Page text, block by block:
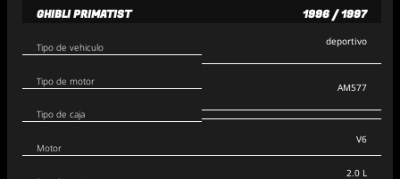
GHIBLI PRIMATIST 1996 / 1997
Tipo de vehiculo
Tipo de motor
Tipo de caja
deportivo
AM577
Motor
V6
2.0 L